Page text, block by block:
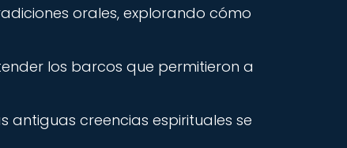
orales, explorando cómo
los barcos que permitieron a
antiguas creencias espirituales se